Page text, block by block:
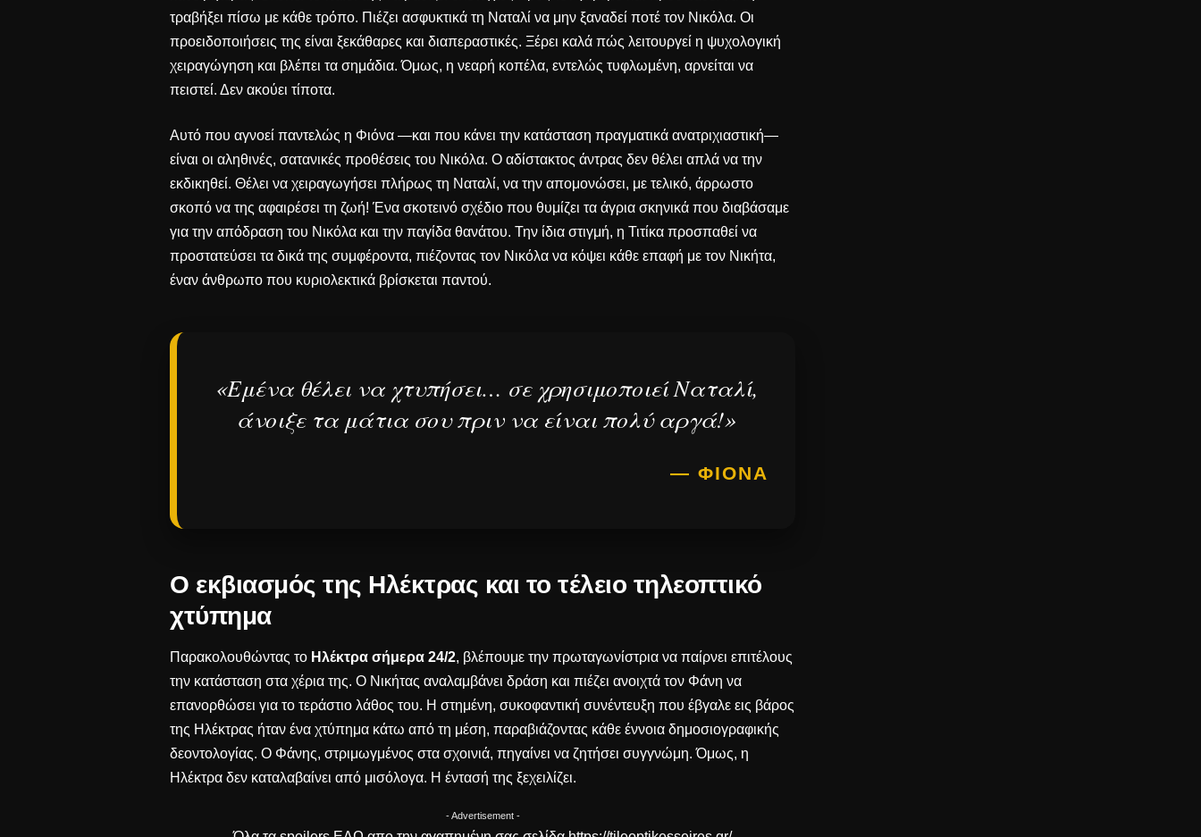
τραβήξει πίσω με κάθε τρόπο. Πιέζει ασφυκτικά τη Ναταλί να μην ξαναδεί ποτέ τον Νικόλα. Οι
προειδοποιήσεις της είναι ξεκάθαρες και διαπεραστικές. Ξέρει καλά πώς λειτουργεί η ψυχολογική
χειραγώγηση και βλέπει τα σημάδια. Όμως, η νεαρή κοπέλα, εντελώς τυφλωμένη, αρνείται να
πειστεί. Δεν ακούει τίποτα.
Αυτό που αγνοεί παντελώς η Φιόνα —και που κάνει την κατάσταση πραγματικά ανατριχιαστική—
είναι οι αληθινές, σατανικές προθέσεις του Νικόλα. Ο αδίστακτος άντρας δεν θέλει απλά να την
εκδικηθεί. Θέλει να χειραγωγήσει πλήρως τη Ναταλί, να την απομονώσει, με τελικό, άρρωστο
σκοπό να της αφαιρέσει τη ζωή! Ένα σκοτεινό σχέδιο που θυμίζει τα άγρια σκηνικά που διαβάσαμε
για την απόδραση του Νικόλα και την παγίδα θανάτου. Την ίδια στιγμή, η Τιτίκα προσπαθεί να
προστατεύσει τα δικά της συμφέροντα, πιέζοντας τον Νικόλα να κόψει κάθε επαφή με τον Νικήτα,
έναν άνθρωπο που κυριολεκτικά βρίσκεται παντού.
«Εμένα θέλει να χτυπήσει… σε χρησιμοποιεί Ναταλί,
άνοιξε τα μάτια σου πριν να είναι πολύ αργά!»
— ΦΙΌΝΑ
Ο εκβιασμός της Ηλέκτρας και το τέλειο τηλεοπτικό
χτύπημα
Παρακολουθώντας το Ηλέκτρα σήμερα 24/2, βλέπουμε την πρωταγωνίστρια να παίρνει επιτέλους
την κατάσταση στα χέρια της. Ο Νικήτας αναλαμβάνει δράση και πιέζει ανοιχτά τον Φάνη να
επανορθώσει για το τεράστιο λάθος του. Η στημένη, συκοφαντική συνέντευξη που έβγαλε εις βάρος
της Ηλέκτρας ήταν ένα χτύπημα κάτω από τη μέση, παραβιάζοντας κάθε έννοια δημοσιογραφικής
δεοντολογίας. Ο Φάνης, στριμωγμένος στα σχοινιά, πηγαίνει να ζητήσει συγγνώμη. Όμως, η
Ηλέκτρα δεν καταλαβαίνει από μισόλογα. Η έντασή της ξεχειλίζει.
- Advertisement -